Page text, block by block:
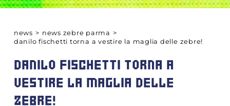
news > news zebre parma >
danilo fischetti torna a vestire la maglia delle zebre!
DANILO FISCHETTI TORNA A
VESTIRE LA MAGLIA DELLE
ZEBRE!